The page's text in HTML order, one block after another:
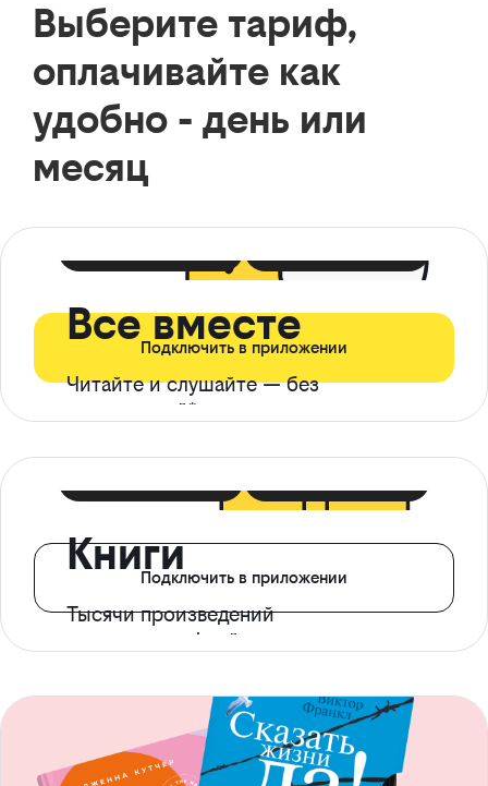
Выберите тариф,
оплачивайте как
удобно - день или
месяц
Все вместе
Читайте и слушайте — без
ограничений*
Подключить в приложении
Книги
Тысячи произведений
с доступом офлайн
Подключить в приложении